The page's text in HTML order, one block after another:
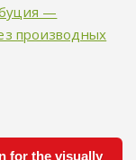
—
производных
for the visually